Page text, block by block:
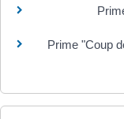
Prime "Coup